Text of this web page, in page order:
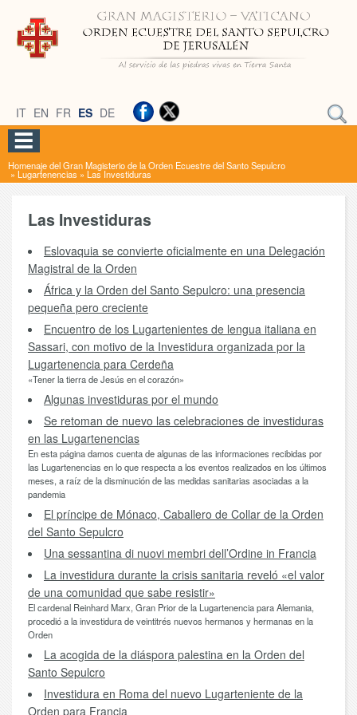
IT EN FR ES DE
Homenaje del Gran Magisterio de la Orden Ecuestre del Santo Sepulcro
» Lugartenencias » Las Investiduras
Las Investiduras
Eslovaquia se convierte oficialmente en una Delegación
Magistral de la Orden
África y la Orden del Santo Sepulcro: una presencia
pequeña pero creciente
Encuentro de los Lugartenientes de lengua italiana en
Sassari, con motivo de la Investidura organizada por la
Lugartenencia para Cerdeña
«Tener la tierra de Jesús en el corazón»
Algunas investiduras por el mundo
Se retoman de nuevo las celebraciones de investiduras
en las Lugartenencias
En esta página damos cuenta de algunas de las informaciones recibidas por
las Lugartenencias en lo que respecta a los eventos realizados en los últimos
meses, a raíz de la disminución de las medidas sanitarias asociadas a la
pandemia
El príncipe de Mónaco, Caballero de Collar de la Orden
del Santo Sepulcro
Una sessantina di nuovi membri dell’Ordine in Francia
La investidura durante la crisis sanitaria reveló «el valor
de una comunidad que sabe resistir»
El cardenal Reinhard Marx, Gran Prior de la Lugartenencia para Alemania,
procedió a la investidura de veintitrés nuevos hermanos y hermanas en la
Orden
La acogida de la diáspora palestina en la Orden del
Santo Sepulcro
Investidura en Roma del nuevo Lugarteniente de la
Orden para Francia